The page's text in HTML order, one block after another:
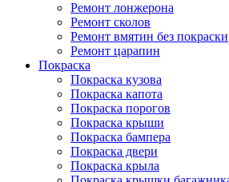
Ремонт лонжерона
Ремонт сколов
Ремонт вмятин без покраски
Ремонт царапин
Покраска
Покраска кузова
Покраска капота
Покраска порогов
Покраска крыши
Покраска бампера
Покраска двери
Покраска крыла